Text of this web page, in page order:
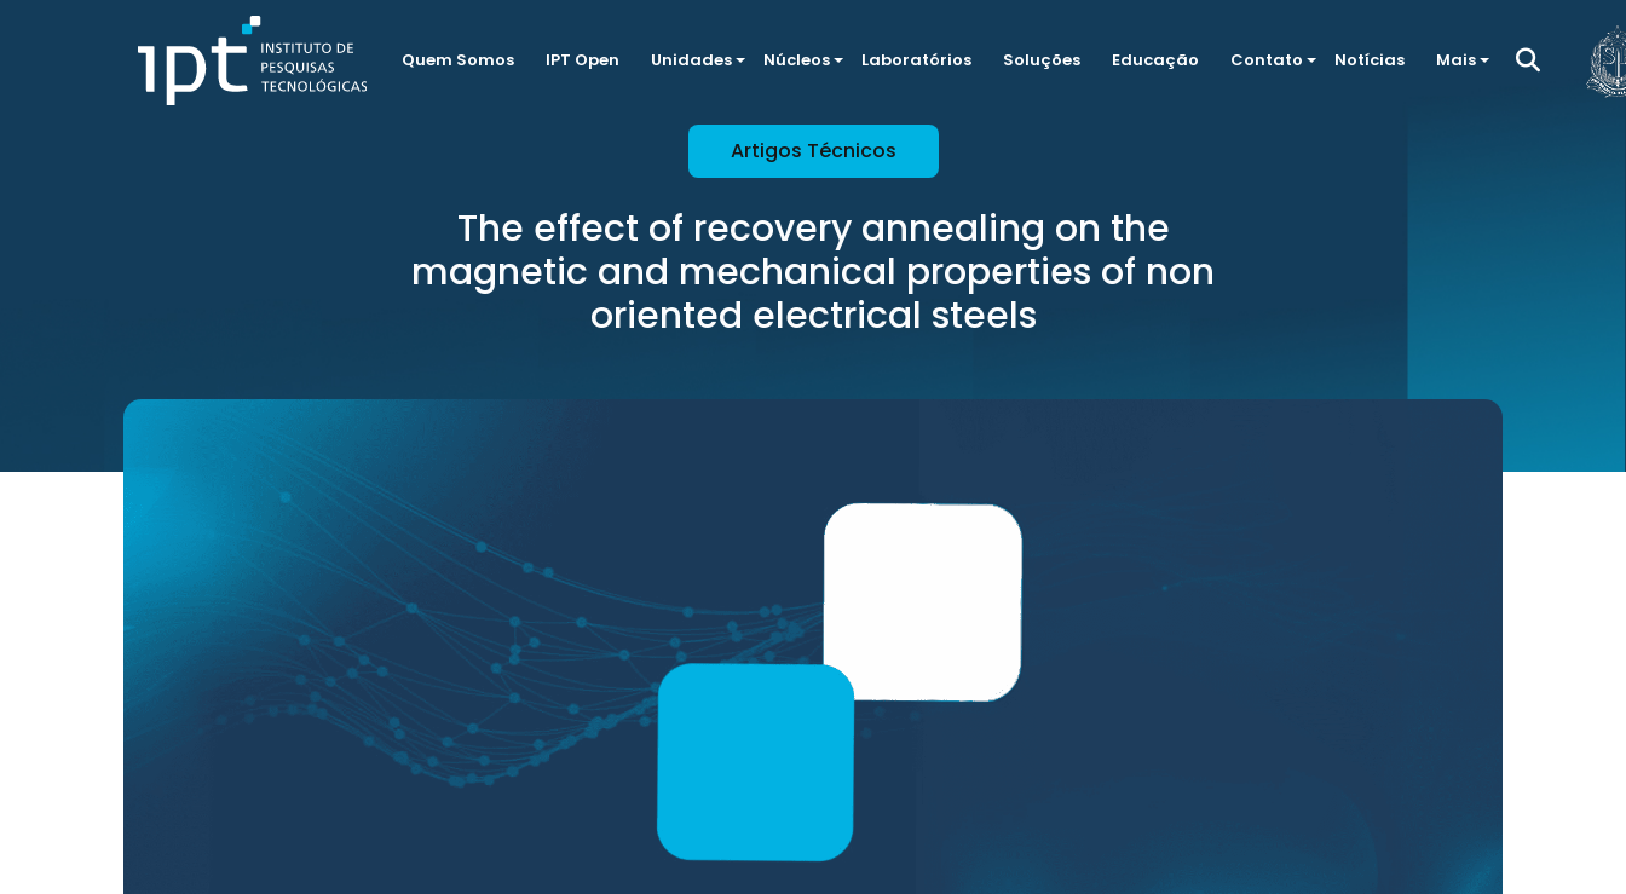
Quem Somos IPT Open Unidades Núcleos Laboratórios Soluções Educação Contato Notícias Mais
Artigos Técnicos
The effect of recovery annealing on the
magnetic and mechanical properties of non
oriented electrical steels